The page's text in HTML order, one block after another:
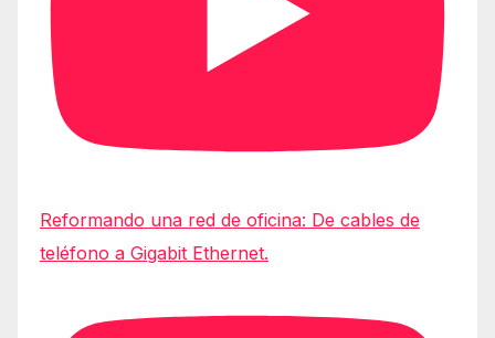
Reformando una red de oficina: De cables de
teléfono a Gigabit Ethernet.